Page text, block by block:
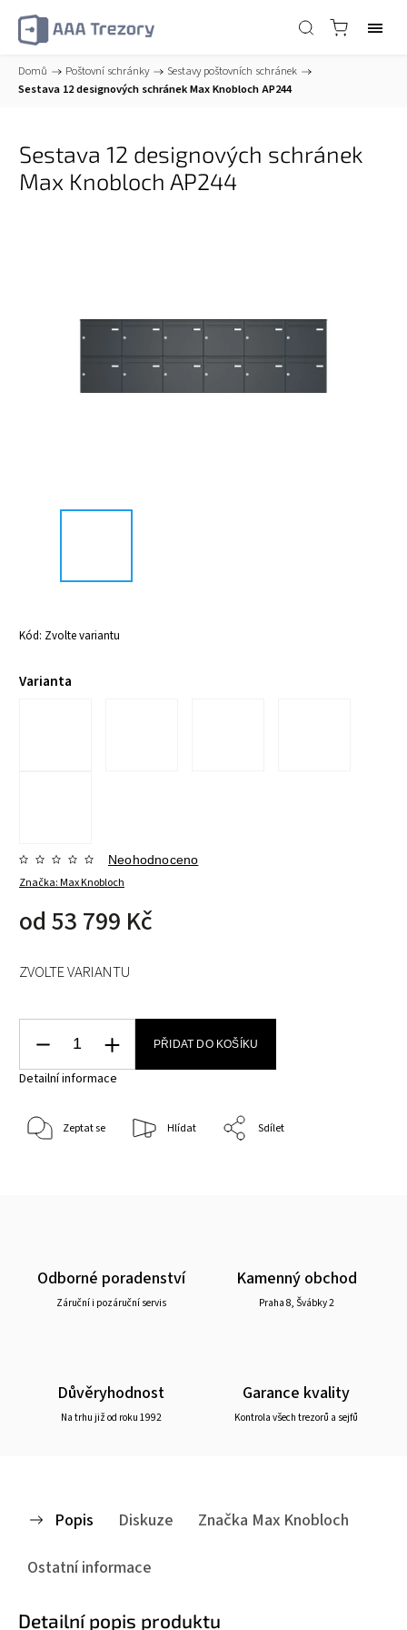
Domů / Poštovní schránky / Sestavy poštovních schránek /
Sestava 12 designových schránek Max Knobloch AP244
Sestava 12 designových schránek
Max Knobloch AP244
Kód: Zvolte variantu
Varianta
Značka:Max Knobloch
Neohodnoceno
od 53 799 Kč
ZVOLTE VARIANTU
PŘIDAT DO KOŠÍKU
Detailní informace
Zeptat se Hlídat Sdílet
Odborné poradenství
Záruční i pozáruční servis
Kamenný obchod
Praha 8, Švábky 2
Důvěryhodnost
Na trhu již od roku 1992
Garance kvality
Kontrola všech trezorů a sejfů
Popis Diskuze Značka Max Knobloch
Ostatní informace
Detailní popis produktu